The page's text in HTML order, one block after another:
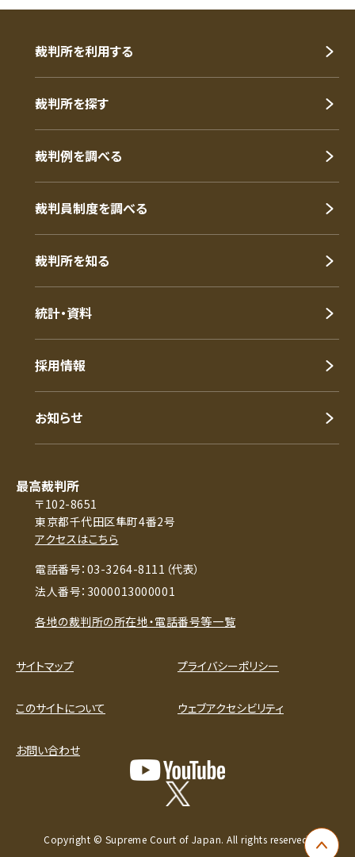
裁判所を利用する
裁判所を探す
裁判例を調べる
裁判員制度を調べる
裁判所を知る
統計・資料
採用情報
お知らせ
最高裁判所
〒102-8651
東京都千代田区隼町4番2号
アクセスはこちら
電話番号：03-3264-8111（代表）
法人番号：3000013000001
各地の裁判所の所在地・電話番号等一覧
サイトマップ プライバシーポリシー
このサイトについて ウェブアクセシビリティ
お問い合わせ
Copyright © Supreme Court of Japan. All rights reserved.